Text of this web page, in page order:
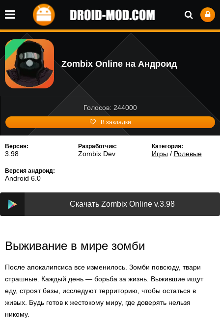
Zombix Online на Андроид
Голосов: 244000
В закладки
Версия:
3.98
Разработчик:
Zombix Dev
Категория:
Игры/ Ролевые
Версия андроид:
Android 6.0
Скачать Zombix Online v.3.98
Выживание в мире зомби
После апокалипсиса все изменилось. Зомби повсюду, твари
страшные. Каждый день — борьба за жизнь. Выжившие ищут
еду, строят базы, исследуют территорию, чтобы остаться в
живых. Будь готов к жестокому миру, где доверять нельзя
никому.